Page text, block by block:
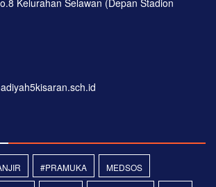
Kelurahan Selawan (Depan Stadion
#PRAMUKA MEDSOS